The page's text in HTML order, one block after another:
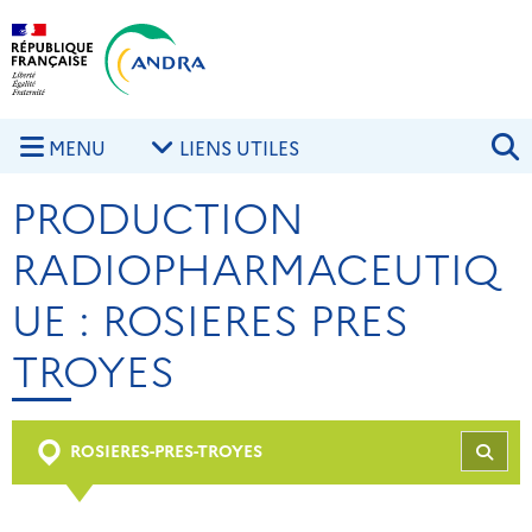
Aller au contenu principal
MENU LIENS UTILES
PRODUCTION
RADIOPHARMACEUTIQ
UE : ROSIERES PRES
TROYES
ROSIERES-PRES-TROYES